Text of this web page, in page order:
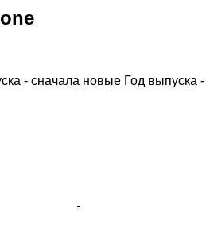
- сначала новые Год выпуска